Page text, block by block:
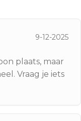
9-12-2025
plaats, maar
Vraag je iets